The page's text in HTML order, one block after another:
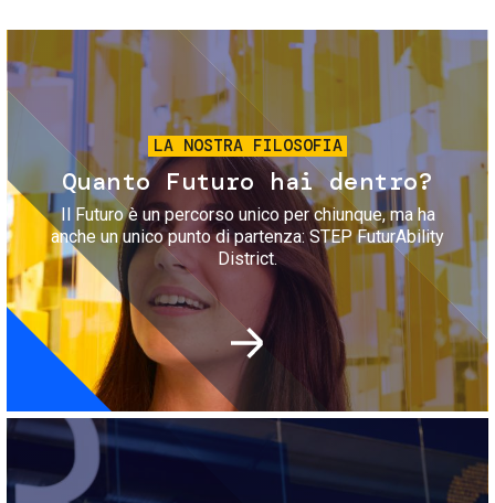
Immagine
LA NOSTRA FILOSOFIA
Quanto Futuro hai dentro?
Il Futuro è un percorso unico per chiunque, ma ha
anche un unico punto di partenza: STEP FuturAbility
District.
Immagine